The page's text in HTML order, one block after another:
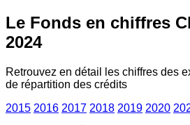
Le Fonds en chiffres
2024
Retrouvez en détail les chiffres des
de répartition des crédits
2015 2016 2017 2018 2019 2020